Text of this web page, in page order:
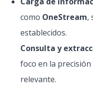
como OneStream,
establecidos.
Consulta y
foco en la
relevante.